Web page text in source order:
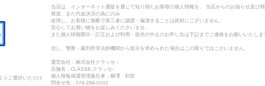
りご選択いただけ
当店は、インターネット通販を通じて知り得たお客様の個人情報を、 当店からのお知らせ及び
発送、また代金決済の為にのみ
使用し、お客様に無断で第三者に譲渡・漏洩することは絶対にございません。
安心してお買い物をお楽しみくださいませ。
また個人情報開示・訂正および利用・提供の中止のお申し出は下記までご連絡をお願いいたしま
但し、警察・裁判所等法的機関から提示を求められた場合はこの限りではございません。
運営会社：株式会社クラッセ：
店舗名：CLASSE-クラッセ-
個人情報保護管理責任者：柳澤 到宏
問合せ先：079-289-0202